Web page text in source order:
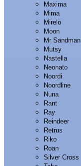
Maxima
Mima
Mirelo
Moon
Mr Sandman
Mutsy
Nastella
Neonato
Noordi
Noordline
Nuna
Rant
Ray
Reindeer
Retrus
Riko
Roan
Silver Cross